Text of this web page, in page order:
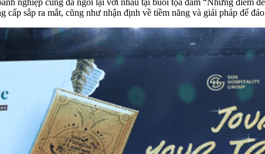
nghiệp cũng đã ngồi lại với nhau tại buổi tọa đàm “Những điểm
cấp sắp ra mắt, cũng như nhận định về tiềm năng và giải pháp để